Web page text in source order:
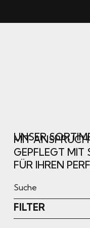
UNSER
MIT
GEPFLEGT MIT
FÜR IHREN
FILTER